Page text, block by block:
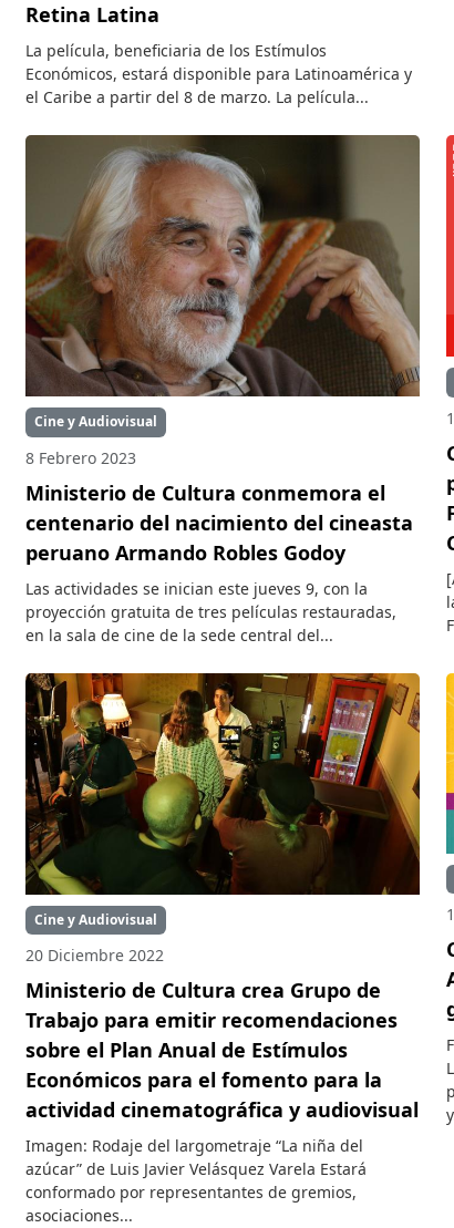
Retina Latina
La película, beneficiaria de los Estímulos
Económicos, estará disponible para Latinoamérica y
el Caribe a partir del 8 de marzo. La película...
Cine y Audiovisual
8 Febrero 2023
Ministerio de Cultura conmemora el
centenario del nacimiento del cineasta
peruano Armando Robles Godoy
Las actividades se inician este jueves 9, con la
proyección gratuita de tres películas restauradas,
en la sala de cine de la sede central del...
Cine y Audiovisual
20 Diciembre 2022
Ministerio de Cultura crea Grupo de
Trabajo para emitir recomendaciones
sobre el Plan Anual de Estímulos
Económicos para el fomento para la
actividad cinematográfica y audiovisual
Imagen: Rodaje del largometraje “La niña del
azúcar” de Luis Javier Velásquez Varela Estará
conformado por representantes de gremios,
asociaciones...